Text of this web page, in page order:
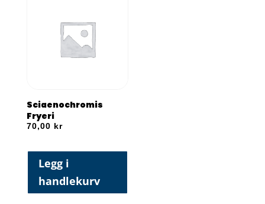
Sciaenochromis
Fryeri
70,00 kr
Legg i
handlekurv